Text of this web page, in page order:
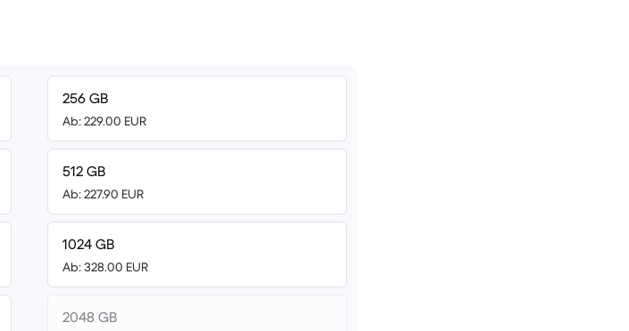
256 GB
Ab: 229.00 EUR
512 GB
Ab: 227.90 EUR
1024 GB
Ab: 328.00 EUR
2048 GB